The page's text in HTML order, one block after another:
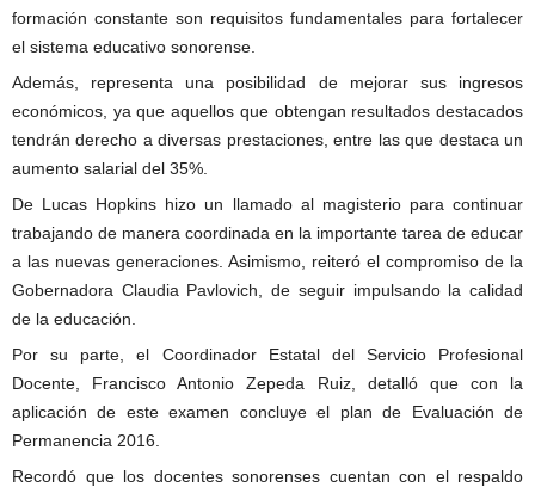
formación constante son requisitos fundamentales para fortalecer
el sistema educativo sonorense.
Además, representa una posibilidad de mejorar sus ingresos
económicos, ya que aquellos que obtengan resultados destacados
tendrán derecho a diversas prestaciones, entre las que destaca un
aumento salarial del 35%.
De Lucas Hopkins hizo un llamado al magisterio para continuar
trabajando de manera coordinada en la importante tarea de educar
a las nuevas generaciones. Asimismo, reiteró el compromiso de la
Gobernadora Claudia Pavlovich, de seguir impulsando la calidad
de la educación.
Por su parte, el Coordinador Estatal del Servicio Profesional
Docente, Francisco Antonio Zepeda Ruiz, detalló que con la
aplicación de este examen concluye el plan de Evaluación de
Permanencia 2016.
Recordó que los docentes sonorenses cuentan con el respaldo